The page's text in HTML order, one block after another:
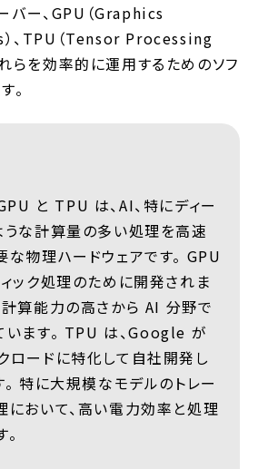
バー、GPU（Graphics
、TPU（Tensor Processing
らを効率的に運用するためのソフ
。
と TPU は、AI、特にディー
うな計算量の多い処理を高速
な物理ハードウェアです。 GPU
ック処理のために開発されま
計算能力の高さから AI 分野で
います。 TPU は、Google が
ロードに特化して自社開発し
特に大規模なモデルのトレー
において、高い電力効率と処理